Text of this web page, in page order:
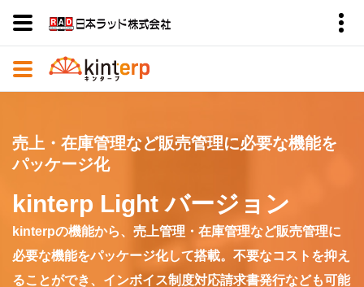
売上・在庫管理など販売管理に必要な機能を
パッケージ化
kinterp Light バージョン
kinterpの機能から、売上管理・在庫管理など販売管理に
必要な機能をパッケージ化して搭載。不要なコストを抑え
ることができ、インボイス制度対応請求書発行なども可能